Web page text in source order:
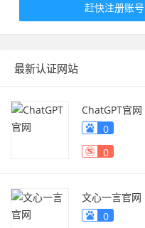
赶快注册账
最新认证网站
ChatGPT官网
0
0
文心一言官网
0